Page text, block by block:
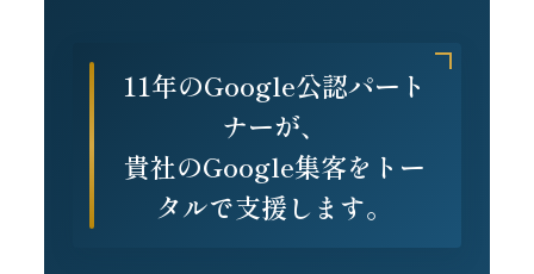
11年のGoogle公認パート
ナーが、
貴社のGoogle集客をトー
タルで支援します。